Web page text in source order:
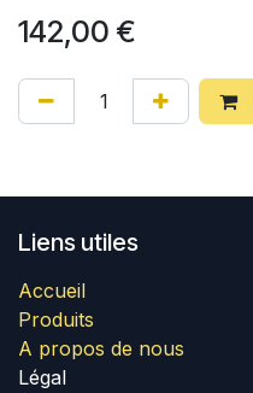
142,00 €
Liens utiles
Accueil
Produits
A propos de nous
Légal